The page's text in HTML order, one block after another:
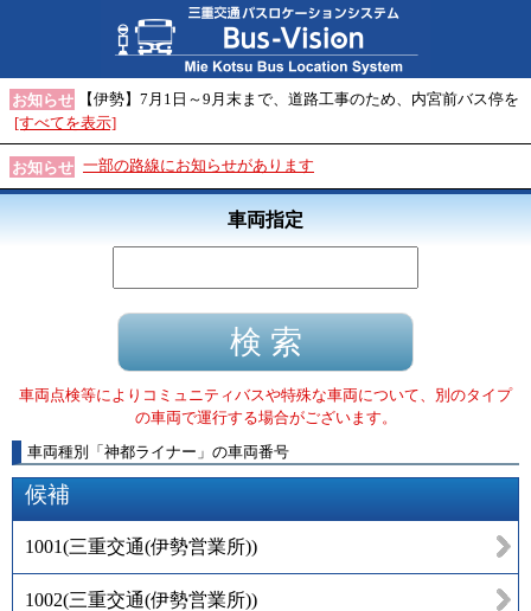
お知らせ
【伊勢】7月1日～9月末まで、道路工事のため、内宮前バス停を
[すべてを表示]
お知らせ 一部の路線にお知らせがあります
車両指定
車両点検等によりコミュニティバスや特殊な車両について、別のタイプ
の車両で運行する場合がございます。
車両種別
「 神都ライナー 」 の車両番号
候補
1001(三重交通(伊勢営業所))
1002(三重交通(伊勢営業所))